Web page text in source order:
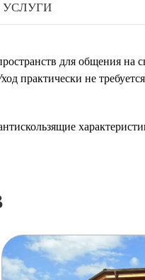
УСЛУГИ
для общения на
практически не